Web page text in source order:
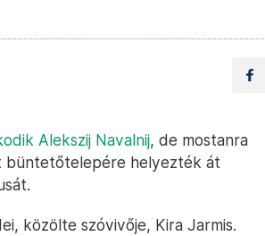
Alekszij Navalnij, de mostanra
büntetőtelepére helyezték át
közölte szóvivője, Kira Jarmis.